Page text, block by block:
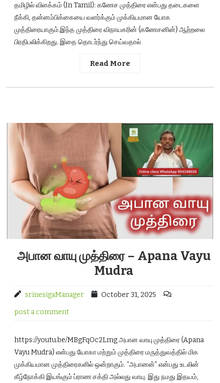
தமிழில் விளக்கம் (In Tamil): கணேச முத்திரை என்பது தடைகளை
நீக்கி, தன்னம்பிக்கையை வளர்க்கும் முக்கியமான யோக
முத்திரையாகும்.இந்த முத்திரை விநாயகரின் (கணேசனின்) ஆற்றலை
பிரதிபலிக்கிறது. இதை தொடர்ந்து செய்வதால்
Read More
அபான வாயு முத்திரை – Apana Vayu
Mudra
srinesigaManager October 31, 2025
post a comment
https://youtu.be/MBgFqOc2Lmg அபான வாயு முத்திரை (Apana
Vayu Mudra) என்பது யோகா மற்றும் முத்திரை மருத்துவத்தில் மிக
முக்கியமான முத்திரைகளில் ஒன்றாகும். “அபானன்” என்பது உடலின்
கீழ்நோக்கி இயங்கும் ப்ராண சக்தி அல்லது வாயு. இது நமது இதயம்,